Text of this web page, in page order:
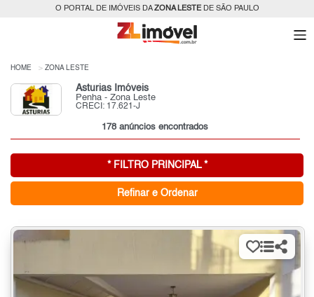
O PORTAL DE IMÓVEIS DAZONA LESTEDE SÃO PAULO
HOME ZONA LESTE
Asturias Imóveis
Penha - Zona Leste
CRECI: 17.621-J
178 anúncios encontrados
* FILTRO PRINCIPAL *
Refinar e Ordenar